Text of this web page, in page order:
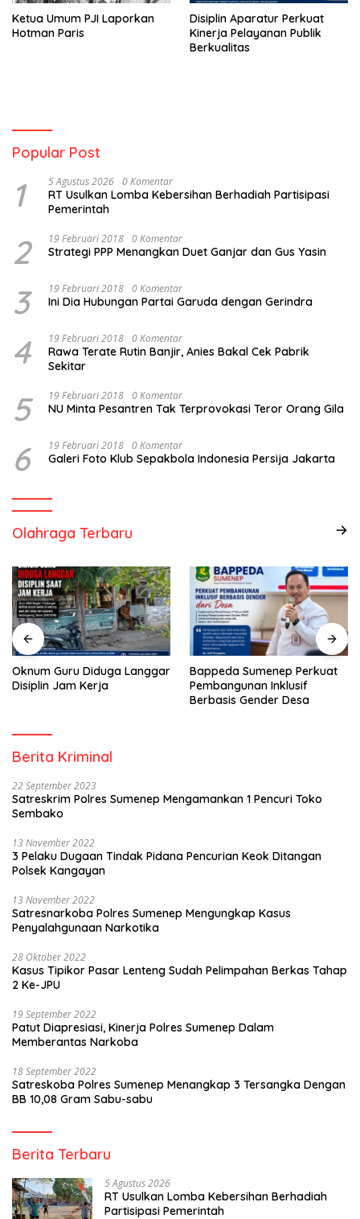
Ketua Umum PJI Laporkan
Hotman Paris
Disiplin Aparatur Perkuat
Kinerja Pelayanan Publik
Berkualitas
Popular Post
1 5 Agustus 2026 0 Komentar
RT Usulkan Lomba Kebersihan Berhadiah Partisipasi
Pemerintah
2 19 Februari 2018 0 Komentar
Strategi PPP Menangkan Duet Ganjar dan Gus Yasin
3 19 Februari 2018 0 Komentar
Ini Dia Hubungan Partai Garuda dengan Gerindra
4 19 Februari 2018 0 Komentar
Rawa Terate Rutin Banjir, Anies Bakal Cek Pabrik
Sekitar
5 19 Februari 2018 0 Komentar
NU Minta Pesantren Tak Terprovokasi Teror Orang Gila
6 19 Februari 2018 0 Komentar
Galeri Foto Klub Sepakbola Indonesia Persija Jakarta
Olahraga Terbaru
Oknum Guru Diduga Langgar
Disiplin Jam Kerja
Bappeda Sumenep Perkuat
Pembangunan Inklusif
Berbasis Gender Desa
Berita Kriminal
22 September 2023
Satreskrim Polres Sumenep Mengamankan 1 Pencuri Toko
Sembako
13 November 2022
3 Pelaku Dugaan Tindak Pidana Pencurian Keok Ditangan
Polsek Kangayan
13 November 2022
Satresnarkoba Polres Sumenep Mengungkap Kasus
Penyalahgunaan Narkotika
28 Oktober 2022
Kasus Tipikor Pasar Lenteng Sudah Pelimpahan Berkas Tahap
2 Ke-JPU
19 September 2022
Patut Diapresiasi, Kinerja Polres Sumenep Dalam
Memberantas Narkoba
18 September 2022
Satreskoba Polres Sumenep Menangkap 3 Tersangka Dengan
BB 10,08 Gram Sabu-sabu
Berita Terbaru
5 Agustus 2026
RT Usulkan Lomba Kebersihan Berhadiah
Partisipasi Pemerintah